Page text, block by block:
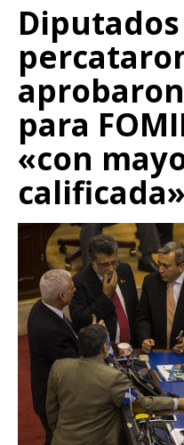
para
«con
calificada»